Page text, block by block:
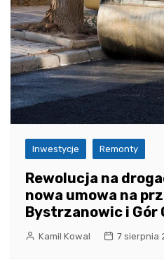
Inwestycje Remonty
Rewolucja na
nowa umowa na
Bystrzanowic i Gór
Kamil Kowal 7 sierpnia